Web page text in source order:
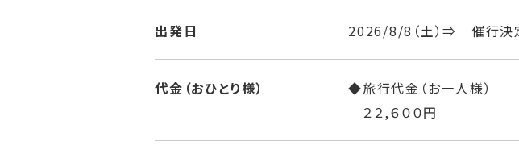
出発日 2026/8/8（土）⇒ 催行決
代金（おひとり様）
◆旅行代金（お一人様）
２２,６００円